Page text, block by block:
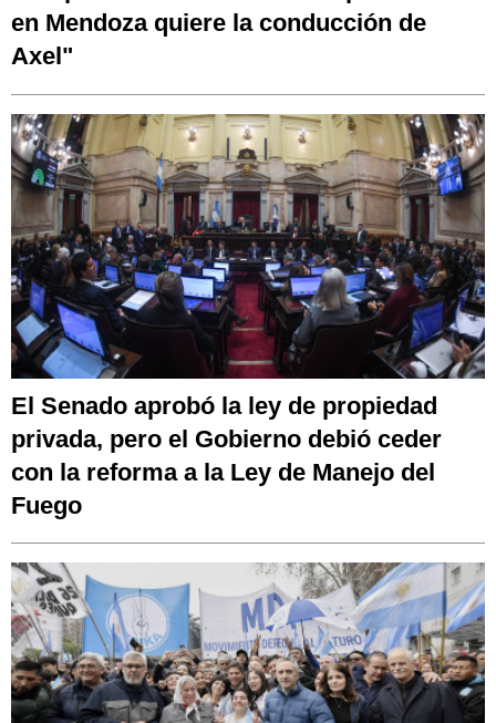
en Mendoza quiere la conducción de
Axel"
El Senado aprobó la ley de propiedad
privada, pero el Gobierno debió ceder
con la reforma a la Ley de Manejo del
Fuego